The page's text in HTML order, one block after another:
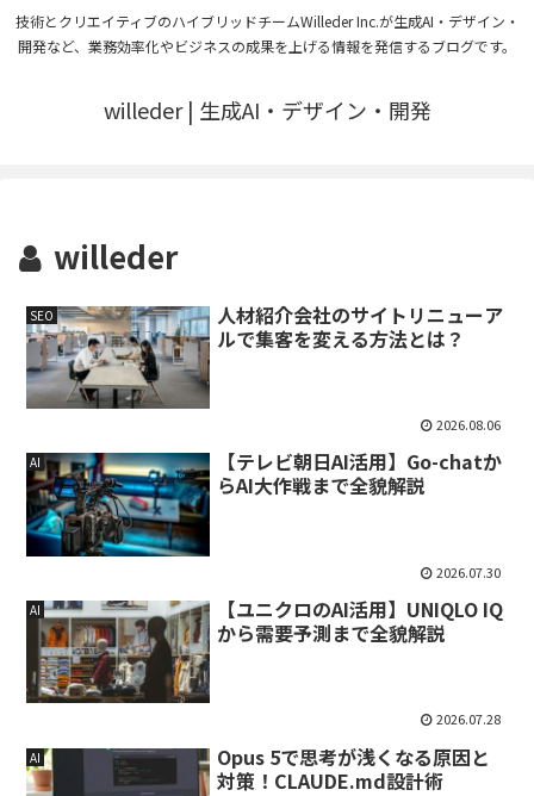
技術とクリエイティブのハイブリッドチームWilleder Inc.が生成AI・デザイン・
開発など、業務効率化やビジネスの成果を上げる情報を発信するブログです。
willeder | 生成AI・デザイン・開発
willeder
SEO
人材紹介会社のサイトリニューア
ルで集客を変える方法とは？
2026.08.06
AI
【テレビ朝日AI活用】Go-chatか
らAI大作戦まで全貌解説
2026.07.30
AI
【ユニクロのAI活用】UNIQLO IQ
から需要予測まで全貌解説
2026.07.28
AI
Opus 5で思考が浅くなる原因と
対策！CLAUDE.md設計術